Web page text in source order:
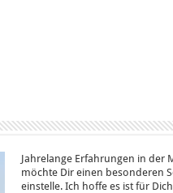
Jahrelange Erfahrungen in der
möchte Dir einen besonderen
einstelle. Ich hoffe es ist für